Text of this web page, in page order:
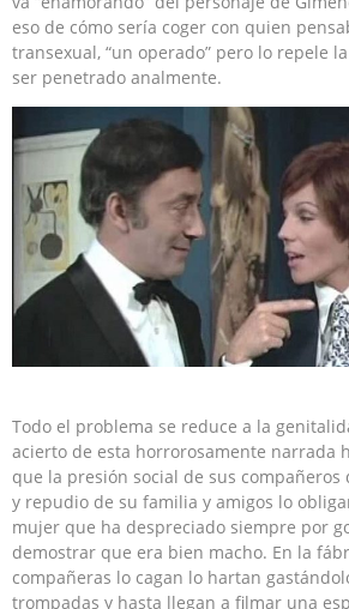
eso de cómo sería coger con quien
transexual, “un operado” pero lo repele
ser penetrado analmente.
Todo el problema se reduce a la
acierto de esta horrorosamente narrada
que la presión social de sus compañeros
y repudio de su familia y amigos lo
mujer que ha despreciado siempre por
demostrar que era bien macho. En la
compañeras lo cagan lo hartan
trompadas y hasta llegan a filmar una